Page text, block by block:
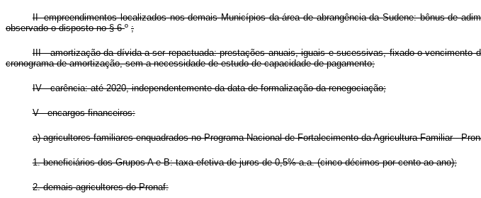
II- empreendimentos localizados nos demais Municípios da área de abrangência da Sudene: bônus de
observado o disposto no § 6º ;
III - amortização da dívida a ser repactuada: prestações anuais, iguais e sucessivas, fixado o
cronograma de amortização, sem a necessidade de estudo de capacidade de pagamento;
IV - carência: até 2020, independentemente da data de formalização da renegociação;
V - encargos financeiros:
a) agricultores familiares enquadrados no Programa Nacional de Fortalecimento da Agricultura Familiar -
1. beneficiários dos Grupos A e B: taxa efetiva de juros de 0,5% a.a. (cinco décimos por cento ao ano);
2. demais agricultores do Pronaf: